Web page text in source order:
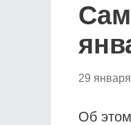
29 января
Об